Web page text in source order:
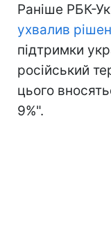
Раніше РБК-
ухвалив
підтримки
російський
цього
9%".